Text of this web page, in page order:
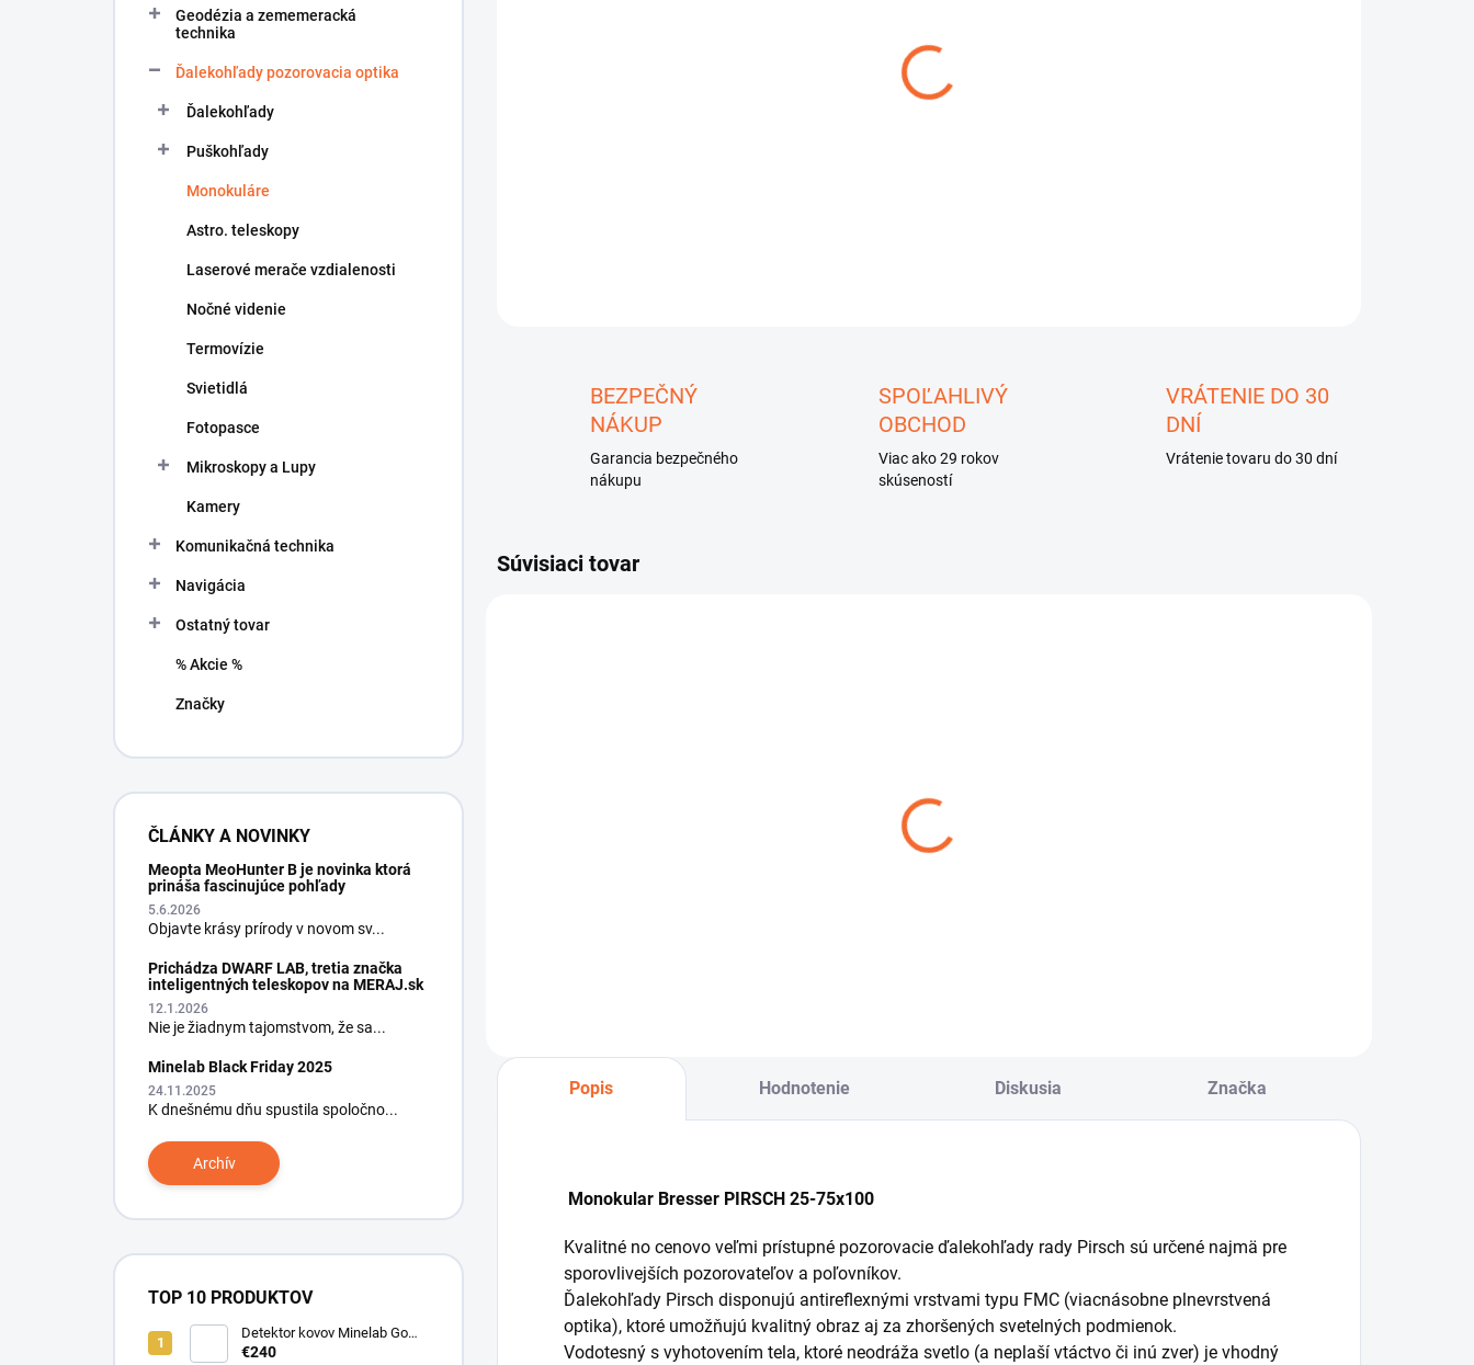
Geodézia a zememeracká
technika
Ďalekohľady pozorovacia optika
Ďalekohľady
Puškohľady
Monokuláre
Astro. teleskopy
Laserové merače vzdialenosti
Nočné videnie
Termovízie
Svietidlá
Fotopasce
Mikroskopy a Lupy
Kamery
Komunikačná technika
Navigácia
Ostatný tovar
% Akcie %
Značky
ČLÁNKY A NOVINKY
Meopta MeoHunter B je novinka ktorá
prináša fascinujúce pohľady
5.6.2026
Objavte krásy prírody v novom sv...
Prichádza DWARF LAB, tretia značka
inteligentných teleskopov na MERAJ.sk
12.1.2026
Nie je žiadnym tajomstvom, že sa...
Minelab Black Friday 2025
24.11.2025
K dnešnému dňu spustila spoločno...
Archív
TOP 10 PRODUKTOV
Detektor kovov Minelab Go
Find 66
€240
BEZPEČNÝ
NÁKUP
Garancia bezpečného
nákupu
SPOĽAHLIVÝ
OBCHOD
Viac ako 29 rokov
skúseností
VRÁTENIE DO 30
DNÍ
Vrátenie tovaru do 30 dní
Súvisiaci tovar
Popis Hodnotenie Diskusia Značka
Monokular Bresser PIRSCH 25-75x100
Kvalitné no cenovo veľmi prístupné pozorovacie ďalekohľady rady Pirsch sú určené najmä pre
sporovlivejších pozorovateľov a poľovníkov.
Ďalekohľady Pirsch disponujú antireflexnými vrstvami typu FMC (viacnásobne plnevrstvená
optika), ktoré umožňujú kvalitný obraz aj za zhoršených svetelných podmienok.
Vodotesný s vyhotovením tela, ktoré neodráža svetlo (a neplaší vtáctvo či inú zver) je vhodný